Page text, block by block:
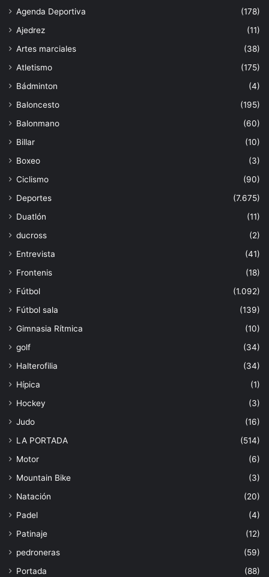
Agenda Deportiva
(178)
Ajedrez
(11)
Artes marciales
(38)
Atletismo
(175)
Bádminton
(4)
Baloncesto
(195)
Balonmano
(60)
Billar
(10)
Boxeo
(3)
Ciclismo
(90)
Deportes
(7.675)
Duatlón
(11)
ducross
(2)
Entrevista
(41)
Frontenis
(18)
Fútbol
(1.092)
Fútbol sala
(139)
Gimnasia Rítmica
(10)
golf
(34)
Halterofilia
(34)
Hípica
(1)
Hockey
(3)
Judo
(16)
LA PORTADA
(514)
Motor
(6)
Mountain Bike
(3)
Natación
(20)
Padel
(4)
Patinaje
(12)
pedroneras
(59)
Portada
(88)